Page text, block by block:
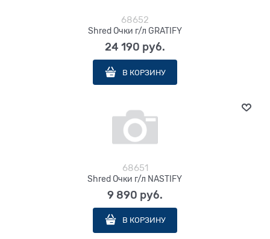
68652
Shred Очки г/л GRATIFY
24 190 руб.
В КОРЗИНУ
68651
Shred Очки г/л NASTIFY
9 890 руб.
В КОРЗИНУ